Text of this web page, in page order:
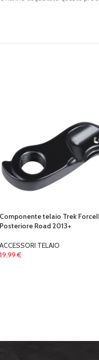
Componente telaio Trek
Posteriore Road 2013+
ACCESSORI TELAIO
19,99€